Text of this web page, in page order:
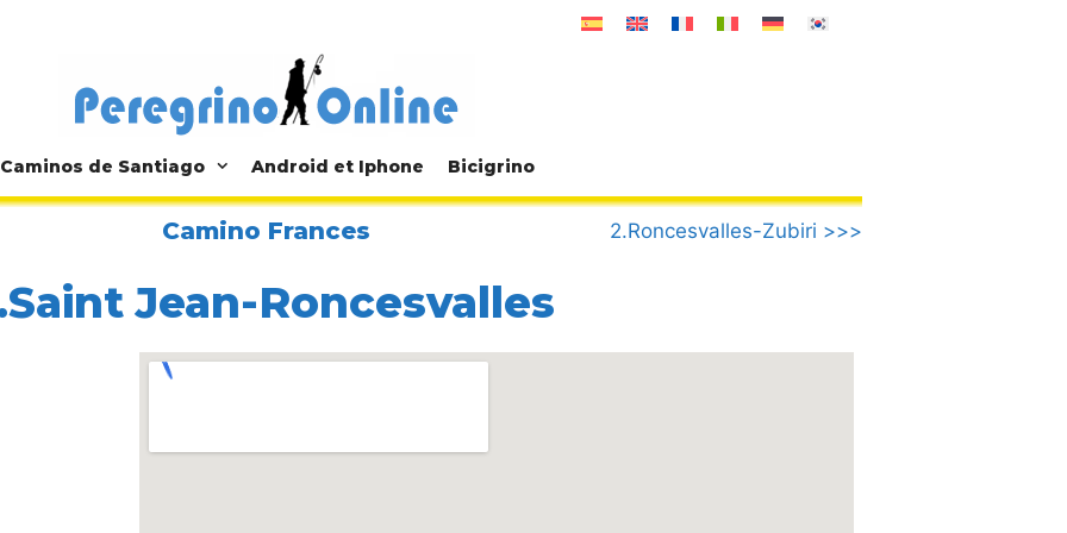
Caminos de Santiago Android et Iphone Bicigrino
Camino Frances 2.Roncesvalles-Zubiri >>>
Jean-Roncesvalles